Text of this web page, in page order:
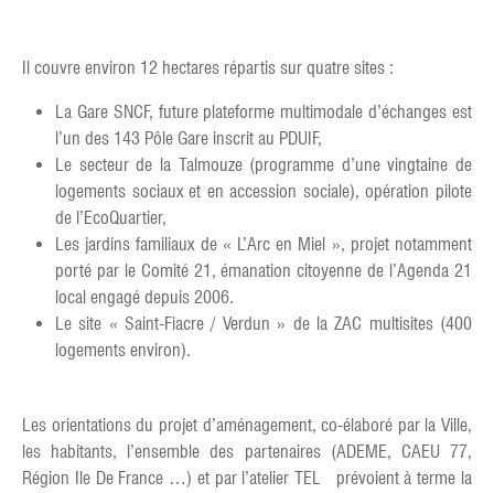
Il couvre environ 12 hectares répartis sur quatre sites :
La Gare SNCF, future plateforme multimodale d’échanges est
l’un des 143 Pôle Gare inscrit au PDUIF,
Le secteur de la Talmouze (programme d’une vingtaine de
logements sociaux et en accession sociale), opération pilote
de l’EcoQuartier,
Les jardins familiaux de « L’Arc en Miel », projet notamment
porté par le Comité 21, émanation citoyenne de l’Agenda 21
local engagé depuis 2006.
Le site « Saint-Fiacre / Verdun » de la ZAC multisites (400
logements environ).
Les orientations du projet d’aménagement, co-élaboré par la Ville,
les habitants, l’ensemble des partenaires (ADEME, CAEU 77,
Région Ile De France …) et par l’atelier TEL prévoient à terme la